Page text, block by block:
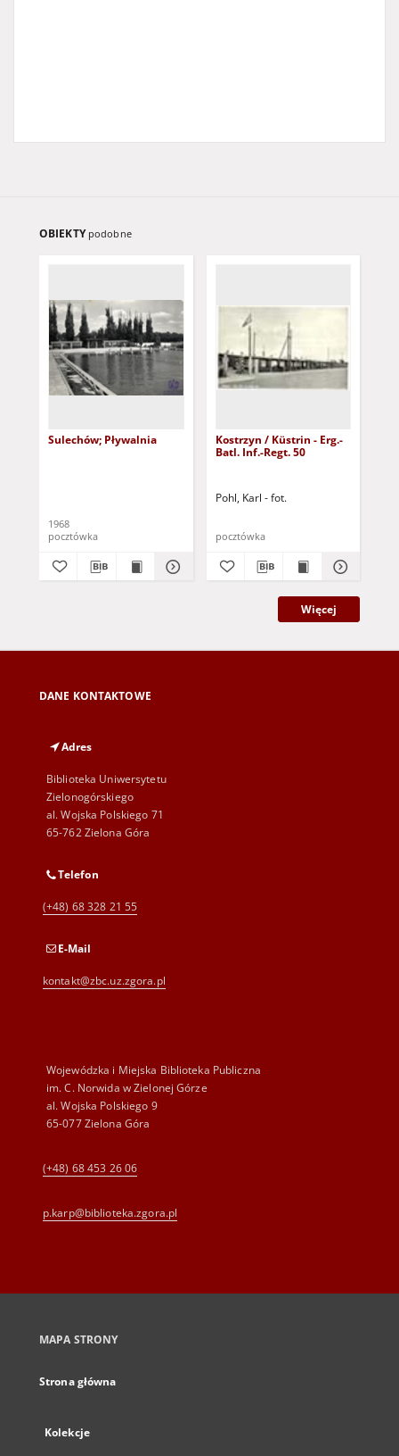
OBIEKTY podobne
Sulechów; Pływalnia
1968
pocztówka
Kostrzyn / Küstrin - Erg.-
Batl. Inf.-Regt. 50
Pohl, Karl - fot.
pocztówka
Więcej
DANE KONTAKTOWE
Adres
Biblioteka Uniwersytetu
Zielonogórskiego
al. Wojska Polskiego 71
65-762 Zielona Góra
Telefon
(+48) 68 328 21 55
E-Mail
kontakt@zbc.uz.zgora.pl
Wojewódzka i Miejska Biblioteka Publiczna
im. C. Norwida w Zielonej Górze
al. Wojska Polskiego 9
65-077 Zielona Góra
(+48) 68 453 26 06
p.karp@biblioteka.zgora.pl
MAPA STRONY
Strona główna
Kolekcje